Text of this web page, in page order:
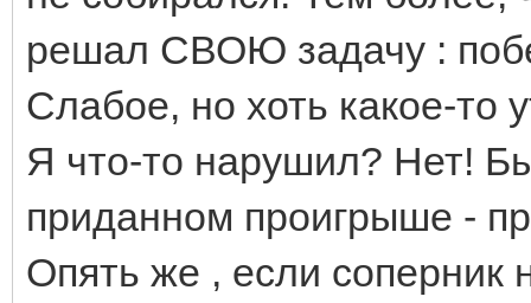
решал СВОЮ задачу :
Слабое, но хоть какое-то
Я что-то нарушил? Нет!
приданном проигрыше -
Опять же , если соперник